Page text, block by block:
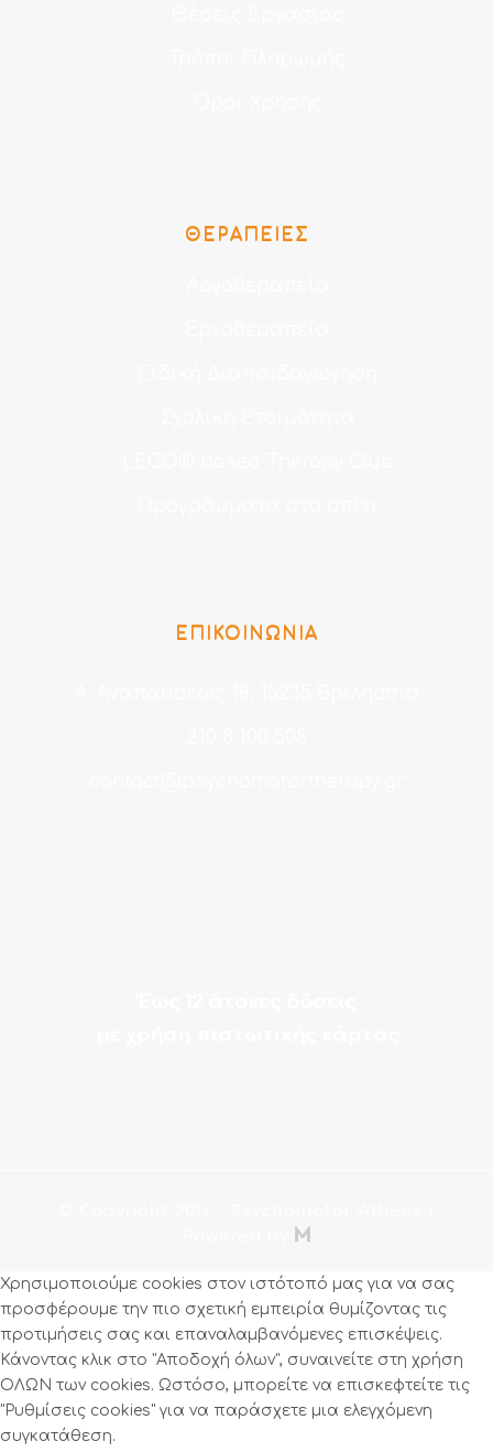
ΘΕΡΑΠΕΊΕΣ
ΕΠΙΚΟΙΝΩΝΙΑ

Χρησιμοποιούμε cookies στον ιστότοπό μας για να σας
προσφέρουμε την πιο σχετική εμπειρία θυμίζοντας τις
προτιμήσεις σας και επαναλαμβανόμενες επισκέψεις.
Κάνοντας κλικ στο "Αποδοχή όλων", συναινείτε στη χρήση
ΟΛΩΝ των cookies. Ωστόσο, μπορείτε να επισκεφτείτε τις
"Ρυθμίσεις cookies" για να παράσχετε μια ελεγχόμενη
συγκατάθεση.